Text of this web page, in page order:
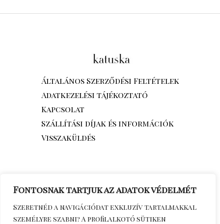
Fontosnak tartjuk az adatok védelmét
Szeretnéd a navigációdat exkluzív tartalmakkal
személyre szabni? A profilalkotó sütiken
Általános Szerződési Feltételek
Adatkezelési tájékoztató
Kapcsolat
Szállítási díjak és információk
Visszaküldés